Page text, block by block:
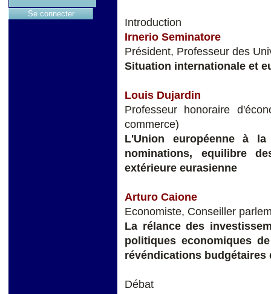
Introduction
Irnerio Seminatore
Président, Professeur des
Situation internationale et
Louis Dujardin
Professeur honoraire
commerce)
L'Union européenne à
nominations, equilibre
extérieure eurasienne
Arturo Caione
Economiste, Conseiller
La rélance des
politiques economiques
révéndications budgétaires
Débat